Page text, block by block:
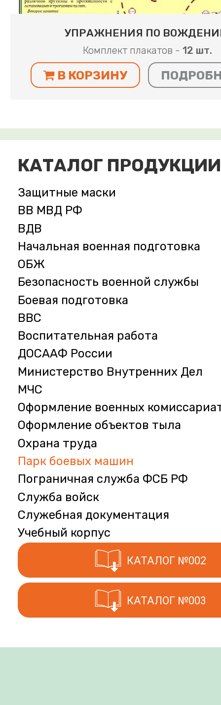
УПРАЖНЕНИЯ ПО
Комплект плакатов - 12 шт.
В КОРЗИНУ
КАТАЛОГ ПРОДУКЦИИ
Защитные маски
ВВ МВД РФ
ВДВ
Начальная военная подготовка
ОБЖ
Безопасность военной службы
Боевая подготовка
ВВС
Воспитательная работа
ДОСААФ России
Министерство Внутренних Дел
МЧС
Оформление военных
Оформление объектов тыла
Охрана труда
Парк боевых машин
Пограничная служба ФСБ РФ
Служба войск
Служебная документация
Учебный корпус
КАТАЛОГ №002
КАТАЛОГ №003